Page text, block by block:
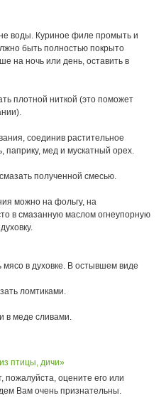
воды. Куриное филе промыть и
быть полностью покрыто
на ночь или день, оставить в
плотной ниткой (это поможет
соединив растительное
паприку, мед и мускатный орех.
полученной смесью.
можно на фольгу, на
в смазанную маслом огнеупорную
мясо в духовке. В остывшем виде
ломтиками.
в меде сливами.
птицы, дичи»
пожалуйста, оцените его или
Вам очень признательны.